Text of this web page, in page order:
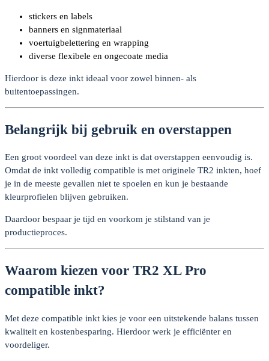
stickers en labels
banners en signmateriaal
voertuigbelettering en wrapping
diverse flexibele en ongecoate media
Hierdoor is deze inkt ideaal voor zowel binnen- als
buitentoepassingen.
Belangrijk bij gebruik en overstappen
Een groot voordeel van deze inkt is dat overstappen eenvoudig is.
Omdat de inkt volledig compatible is met originele TR2 inkten, hoef
je in de meeste gevallen niet te spoelen en kun je bestaande
kleurprofielen blijven gebruiken.
Daardoor bespaar je tijd en voorkom je stilstand van je
productieproces.
Waarom kiezen voor TR2 XL Pro
compatible inkt?
Met deze compatible inkt kies je voor een uitstekende balans tussen
kwaliteit en kostenbesparing. Hierdoor werk je efficiënter en
voordeliger.